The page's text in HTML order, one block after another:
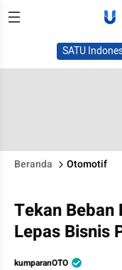
SATU
Beranda Otomotif
Tekan Beban
Lepas Bisnis
kumparanOTO